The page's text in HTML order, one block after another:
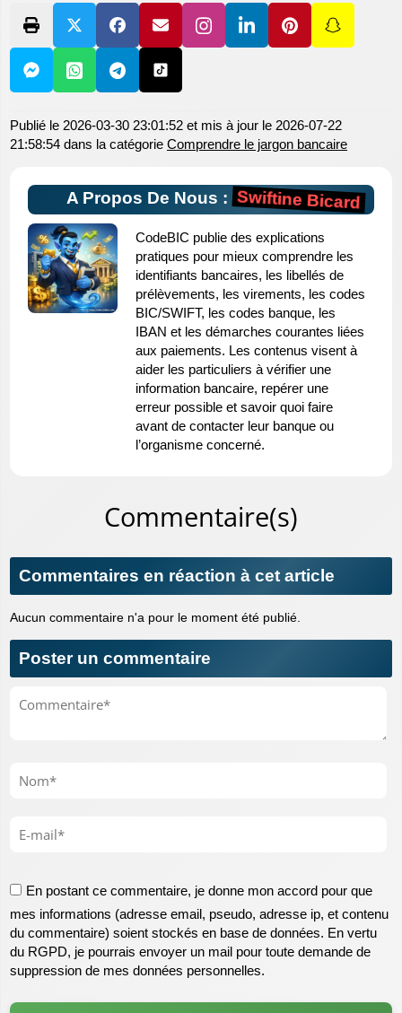
Publié le 2026-03-30 23:01:52 et mis à jour le 2026-07-22
21:58:54 dans la catégorie Comprendre le jargon bancaire
A Propos De Nous : Swiftine Bicard
CodeBIC publie des explications
pratiques pour mieux comprendre les
identifiants bancaires, les libellés de
prélèvements, les virements, les codes
BIC/SWIFT, les codes banque, les
IBAN et les démarches courantes liées
aux paiements. Les contenus visent à
aider les particuliers à vérifier une
information bancaire, repérer une
erreur possible et savoir quoi faire
avant de contacter leur banque ou
l’organisme concerné.
Commentaire(s)
Commentaires en réaction à cet article
Aucun commentaire n'a pour le moment été publié.
Poster un commentaire
En postant ce commentaire, je donne mon accord pour que
mes informations (adresse email, pseudo, adresse ip, et contenu
du commentaire) soient stockés en base de données. En vertu
du RGPD, je pourrais envoyer un mail pour toute demande de
suppression de mes données personnelles.